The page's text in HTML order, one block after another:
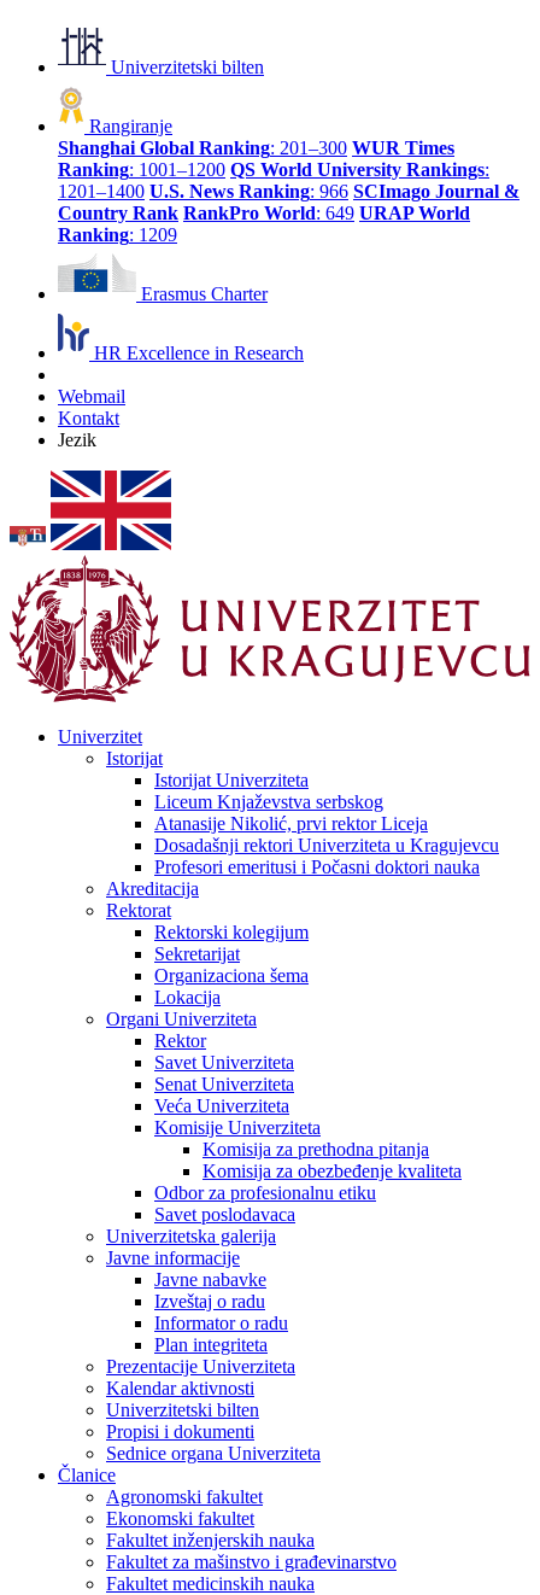
Univerzitetski bilten
Rangiranje
Shanghai Global Ranking: 201–300 WUR Times
Ranking: 1001–1200 QS World University Rankings:
1201–1400 U.S. News Ranking: 966 SCImago Journal &
Country Rank RankPro World: 649 URAP World
Ranking: 1209
Erasmus Charter
HR Excellence in Research
Webmail
Kontakt
Jezik
Univerzitet
Istorijat
Istorijat Univerziteta
Liceum Knjaževstva serbskog
Atanasije Nikolić, prvi rektor Liceja
Dosadašnji rektori Univerziteta u Kragujevcu
Profesori emeritusi i Počasni doktori nauka
Akreditacija
Rektorat
Rektorski kolegijum
Sekretarijat
Organizaciona šema
Lokacija
Organi Univerziteta
Rektor
Savet Univerziteta
Senat Univerziteta
Veća Univerziteta
Komisije Univerziteta
Komisija za prethodna pitanja
Komisija za obezbeđenje kvaliteta
Odbor za profesionalnu etiku
Savet poslodavaca
Univerzitetska galerija
Javne informacije
Javne nabavke
Izveštaj o radu
Informator o radu
Plan integriteta
Prezentacije Univerziteta
Kalendar aktivnosti
Univerzitetski bilten
Propisi i dokumenti
Sednice organa Univerziteta
Članice
Agronomski fakultet
Ekonomski fakultet
Fakultet inženjerskih nauka
Fakultet za mašinstvo i građevinarstvo
Fakultet medicinskih nauka